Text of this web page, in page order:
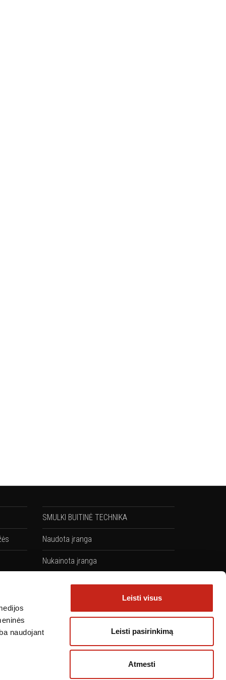
naudojant
Leisti visus
Leisti pasirinkimą
Atmesti
SMULKI BUITINĖ TECHNIKA
Naudota įranga
Nukainota įranga
Komplektai: Kaitlentės + Orkaitės